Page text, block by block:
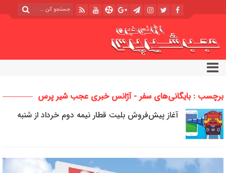
برچسب : بایگانی‌های سفر - آژانس خبری عجب شیر پرس
آغاز پیش‌فروش بلیت‌ قطار نیمه دوم خرداد از شنبه